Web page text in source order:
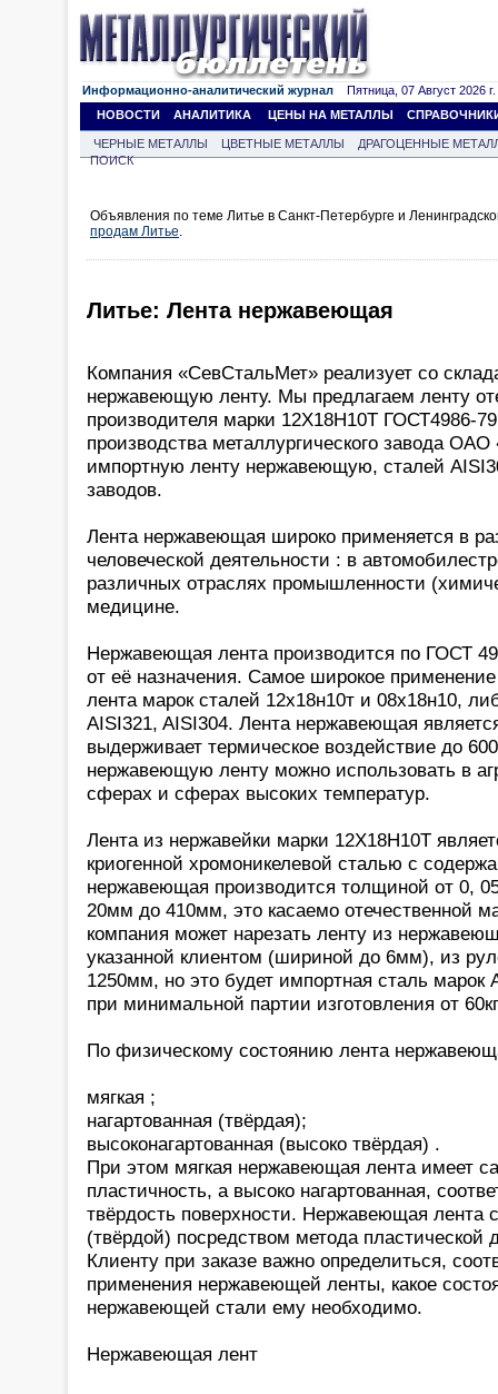
Информационно-аналитический журнал Пятница, 07 Август 2026 г.
НОВОСТИ
АНАЛИТИКА ЦЕНЫ НА МЕТАЛЛЫ
ЧЕРНЫЕ МЕТАЛЛЫ ЦВЕТНЫЕ МЕТАЛЛЫ
ДРАГОЦЕННЫЕ
ПОИСК
Объявления по теме Литье в Санкт-Петербурге и
продам Литье.
Литье: Лента нержавеющая
Компания «СевСтальМет» реализует со
нержавеющую ленту. Мы предлагаем ленту
производителя марки 12Х18Н10Т ГОСТ4986-
производства металлургического завода ОАО
импортную ленту нержавеющую, сталей
заводов.
Лента нержавеющая широко применяется в
человеческой деятельности : в
различных отраслях промышленности
медицине.
Нержавеющая лента производится по ГОСТ
от её назначения. Самое широкое
лента марок сталей 12х18н10т и 08х18н10,
AISI321, AISI304. Лента нержавеющая
выдерживает термическое воздействие до
нержавеющую ленту можно использовать в
сферах и сферах высоких температур.
Лента из нержавейки марки 12Х18Н10Т
криогенной хромоникелевой сталью с
нержавеющая производится толщиной от 0,
20мм до 410мм, это касаемо отечественной
компания может нарезать ленту из
указанной клиентом (шириной до 6мм), из
1250мм, но это будет импортная сталь марок
при минимальной партии изготовления от
По физическому состоянию лента
мягкая ;
нагартованная (твёрдая);
высоконагартованная (высоко твёрдая) .
При этом мягкая нержавеющая лента имеет
пластичность, а высоко нагартованная,
твёрдость поверхности. Нержавеющая лента
(твёрдой) посредством метода
Клиенту при заказе важно определиться,
применения нержавеющей ленты, какое
нержавеющей стали ему необходимо.
Нержавеющая лент